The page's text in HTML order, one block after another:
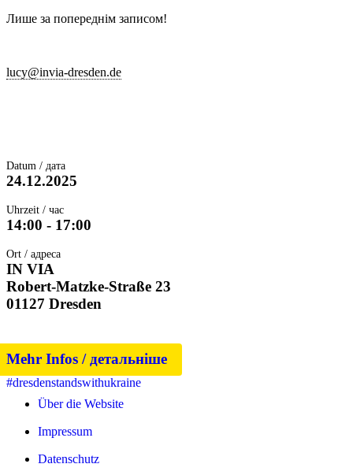
Datum / дата
24.12.2025
Uhrzeit / час
14:00 - 17:00
Ort / адреса
IN VIA
Robert-Matzke-Straße 23
01127 Dresden
Mehr Infos / детальніше
Лише за попереднім записом!
lucy@invia-dresden.de
#dresdenstandswithukraine
Über die Website
Impressum
Datenschutz